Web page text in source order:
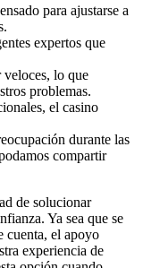
para ajustarse a
expertos que
veloces, lo que
problemas.
el casino
durante las
compartir
de solucionar
Ya sea que se
cuenta, el apoyo
experiencia de